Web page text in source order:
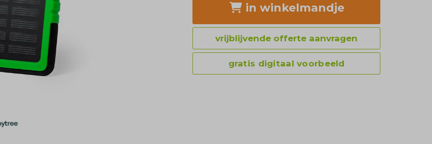
in winkelmandje
vrijblijvende offerte aanvragen
gratis digitaal voorbeeld